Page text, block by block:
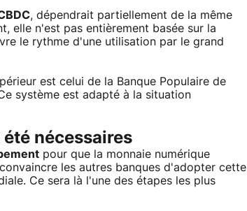
, dépendrait partiellement de la même
elle n'est pas entièrement basée sur la
le rythme d'une utilisation par le grand
est celui de la Banque Populaire de
système est adapté à la situation
nécessaires
pour que la monnaie numérique
les autres banques d'adopter cette
Ce sera là l'une des étapes les plus